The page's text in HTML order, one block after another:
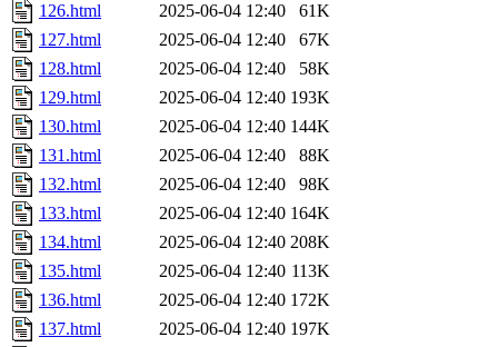
126.html
2025-06-04 12:40
61K
127.html
2025-06-04 12:40
67K
128.html
2025-06-04 12:40
58K
129.html
2025-06-04 12:40 193K
130.html
2025-06-04 12:40 144K
131.html
2025-06-04 12:40
88K
132.html
2025-06-04 12:40
98K
133.html
2025-06-04 12:40 164K
134.html
2025-06-04 12:40 208K
135.html
2025-06-04 12:40 113K
136.html
2025-06-04 12:40 172K
137.html
2025-06-04 12:40 197K